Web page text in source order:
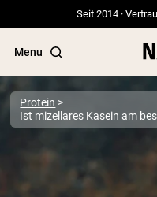
Seit 2014 ·
Menu
Beliebte Suchbegriffe
Protein
Ist mizellares Kasein am